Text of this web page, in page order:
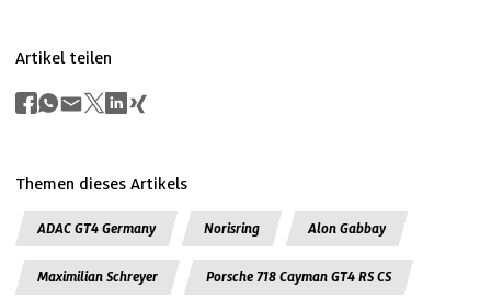
Artikel teilen
Themen dieses Artikels
ADAC GT4 Germany Norisring Alon Gabbay
Maximilian Schreyer Porsche 718 Cayman GT4 RS CS